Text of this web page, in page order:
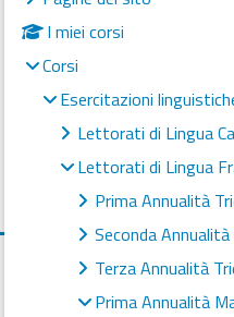
I miei corsi
Corsi
Esercitazioni
Lettorati di Lingua
Lettorati di Lingua
Prima Annualità
Seconda Annualità
Terza Annualità
Prima Annualità